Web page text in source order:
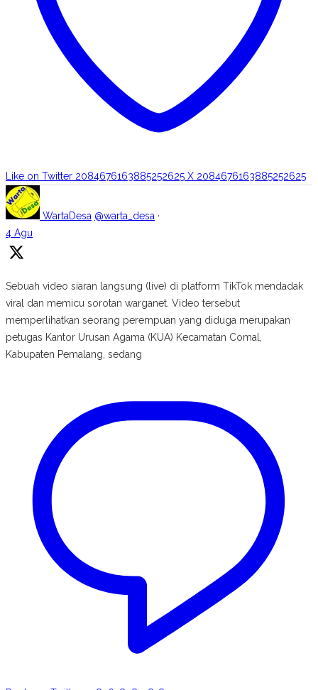
Like on Twitter 2084676163885252625 X 2084676163885252625
WartaDesa @warta_desa ·
4 Agu
Sebuah video siaran langsung (live) di platform TikTok mendadak
viral dan memicu sorotan warganet. Video tersebut
memperlihatkan seorang perempuan yang diduga merupakan
petugas Kantor Urusan Agama (KUA) Kecamatan Comal,
Kabupaten Pemalang, sedang